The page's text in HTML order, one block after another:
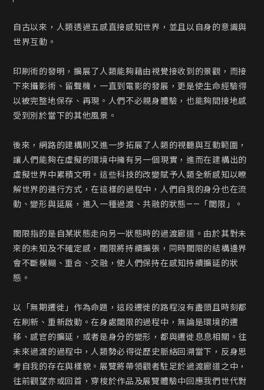
自古以來，人類透過五感直接感知世界，並且以自身的意識與
世界互動。
印刷術的發明，擴展了人類能夠藉由視覺接收到的景觀，而接
下來攝影術、留聲機，一直到電影的發展，更是使生命經驗得
以被完整地保存、再現。人們不必親身體驗，也能夠間接地感
受到別於當下的其他風景。
後來，網路的建構則又進一步拓展了人類的視聽與互動範圍，
讓人們能夠在虛擬的環境中擁有另一個現實，進而在建構出的
虛擬世界中累積文明。這些科技的改變賦予人類全新感知以暸
解世界的運行方式，在這樣的過程中，人們自我的身分也在流
動、變形與延展，進入一種過渡、共融的狀態——「閾限」。
閾限指的是自某狀態走向另一狀態時的過渡廊道。由於其對未
來的未知及不確定感，閾限將持續擴張，同時閾限的結構邊界
會不斷模糊、重合、交融，使人們保持在感知持續擴延的狀
態。
以「無期遷徙」作為命題，這段遷徙的路程沒有盡頭且時刻都
在刷新、重新啟動。在身處閾限的過程中，無論是環境的遷
移、感官的擴延，或者是身分的變形，都與遷徙息息相關。往
未來過渡的過程中，人類勢必得從歷史脈絡回溯當下，反身思
考自我的存在與樣貌。展覽將帶領觀者駐足於過渡廊道之中，
往前觀望亦或回首，穿梭於作品及展覽體驗中回應我們世代對